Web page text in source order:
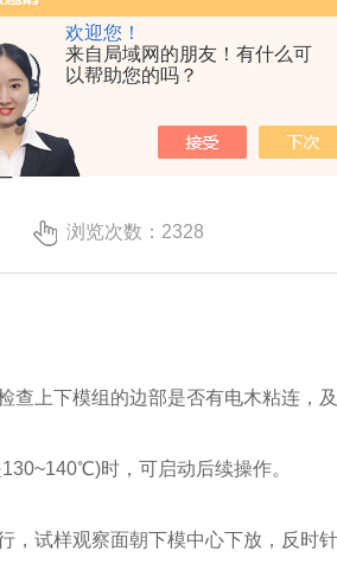
欢迎您！
来自局域网的朋友！有什么可
以帮助您的吗？
浏览次数：2328
查上下模组的边部是否有电木粘连，
时，可启动后续操作。
，试样观察面朝下模中心下放，反时